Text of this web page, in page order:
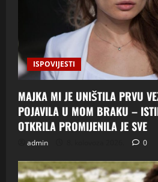
ISPOVIJESTI
MAJKA MI JE UNIŠTILA PRVU
POJAVILA U MOM BRAKU –
OTKRILA PROMIJENILA JE SVE
admin 0